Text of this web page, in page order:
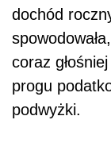
dochód
coraz
progu
podwyżki.